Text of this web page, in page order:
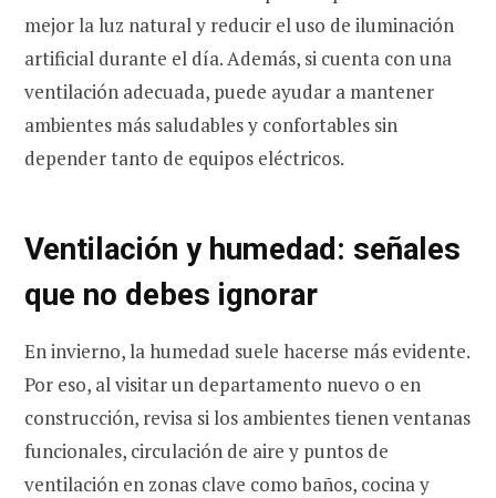
mejor la luz natural y reducir el uso de iluminación
artificial durante el día. Además, si cuenta con una
ventilación adecuada, puede ayudar a mantener
ambientes más saludables y confortables sin
depender tanto de equipos eléctricos.
Ventilación y humedad: señales
que no debes ignorar
En invierno, la humedad suele hacerse más evidente.
Por eso, al visitar un departamento nuevo o en
construcción, revisa si los ambientes tienen ventanas
funcionales, circulación de aire y puntos de
ventilación en zonas clave como baños, cocina y